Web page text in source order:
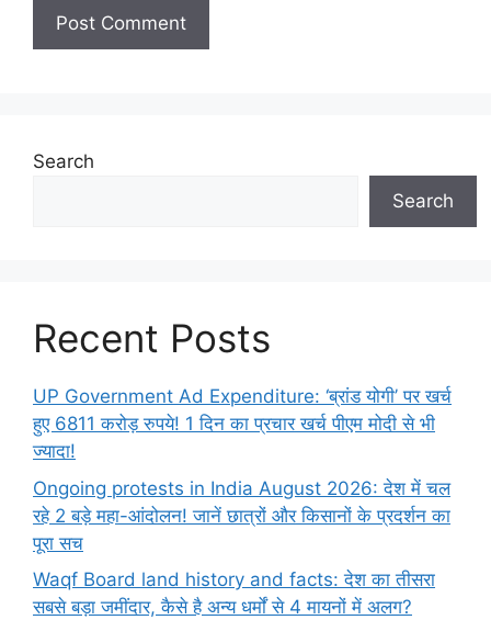
Search
Search
Recent Posts
UP Government Ad Expenditure: ‘ब्रांड योगी’ पर खर्च
हुए 6811 करोड़ रुपये! 1 दिन का प्रचार खर्च पीएम मोदी से भी
ज्यादा!
Ongoing protests in India August 2026: देश में चल
रहे 2 बड़े महा-आंदोलन! जानें छात्रों और किसानों के प्रदर्शन का
पूरा सच
Waqf Board land history and facts: देश का तीसरा
सबसे बड़ा जमींदार, कैसे है अन्य धर्मों से 4 मायनों में अलग?